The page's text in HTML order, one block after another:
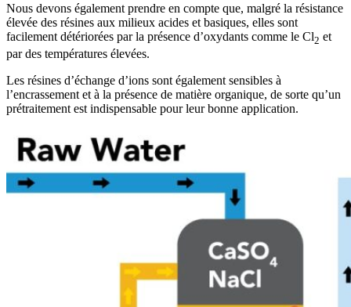
Nous devons également prendre en compte que, malgré la résistance
élevée des résines aux milieux acides et basiques, elles sont
facilement détériorées par la présence d’oxydants comme le Cl2 et
par des températures élevées.
Les résines d’échange d’ions sont également sensibles à
l’encrassement et à la présence de matière organique, de sorte qu’un
prétraitement est indispensable pour leur bonne application.